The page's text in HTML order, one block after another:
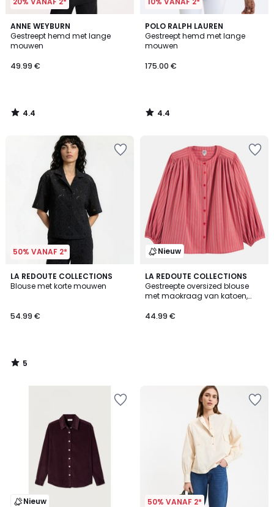
ANNE WEYBURN
Gestreept hemd met lange
mouwen
49.99 €
4.4
/ 5
4.4
/
POLO RALPH LAUREN
Gestreept hemd met lange
mouwen
175.00 €
4.4
/ 5
4.4
/
50% VANAF 2*
LA REDOUTE COLLECTIONS
Blouse met korte mouwen
54.99 €
5
/
5
/
Nieuw
LA REDOUTE COLLECTIONS
Gestreepte oversized blouse
met maokraag van katoen,
44.99 €
Nieuw 50% VANAF 2*